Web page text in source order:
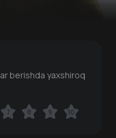
berishda yaxshiroq
7 8 9 10
7 8 9 10